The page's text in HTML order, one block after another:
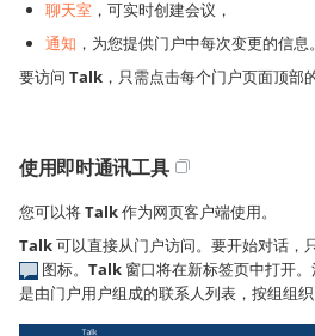
聊天室 ，可实时创建会议，
通知 ，为您提供门户中每次变更的信息。
要访问 Talk ，只需点击每个门户页面顶部
使用即时通讯工具
您可以将Talk作为网页客户端使用。
Talk可以直接从门户访问。要开始对话，
图标。 Talk 窗口将在新标签页中打开
是由门户用户组成的联系人列表，按组组织